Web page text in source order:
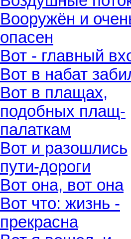
Вооружён и
опасен
Вот - главный
Вот в набат
Вот в плащах,
подобных плащ-
палаткам
Вот и разошлись
пути-дороги
Вот она, вот она
Вот что: жизнь -
прекрасна